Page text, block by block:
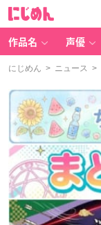
作品名 声優
にじめん > ニュース >